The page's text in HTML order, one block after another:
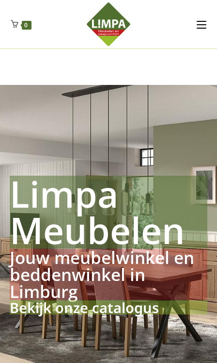
Regenschut
Drueckerpro
Fettsauren Dekemax Kapselmed
Luftkuhlen Zauberfan Netzfenste Insektensc
0
Limpa
Meubelen
Jouw meubelwinkel en
beddenwinkel in
Limburg
Bekijk onze catalogus